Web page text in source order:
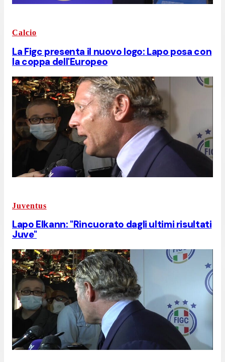
Calcio
La Figc presenta il nuovo logo: Lapo posa con
la coppa dell'Europeo
Juventus
Lapo Elkann: "Rincuorato dagli ultimi risultati
Juve"